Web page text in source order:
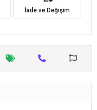
İade ve Değişim